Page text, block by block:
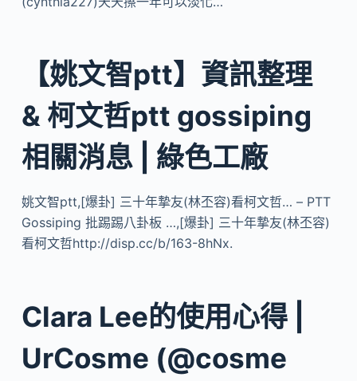
【姚文智ptt】資訊整理
& 柯文哲ptt gossiping
相關消息 | 綠色工廠
姚文智ptt,[爆卦] 三十年摯友(林丕容)看柯文哲… – PTT
Gossiping 批踢踢八卦板 …,[爆卦] 三十年摯友(林丕容)
看柯文哲http://disp.cc/b/163-8hNx.
Clara Lee的使用心得 |
UrCosme (@cosme